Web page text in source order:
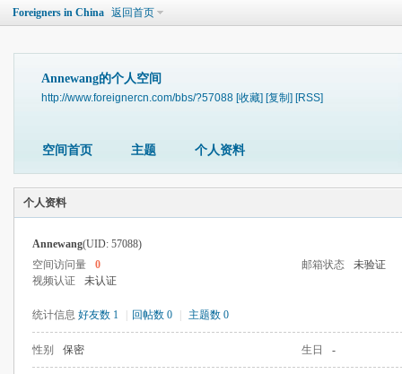
Foreigners in China 返回首页
Annewang的个人空间
http://www.foreignercn.com/bbs/?57088 [收藏] [复制] [RSS]
空间首页 主题 个人资料
个人资料
Annewang(UID: 57088)
空间访问量
0 邮箱状态
未验证
视频认证
未认证
统计信息 好友数 1 回帖数 0 主题数 0
性别 保密 生日 -